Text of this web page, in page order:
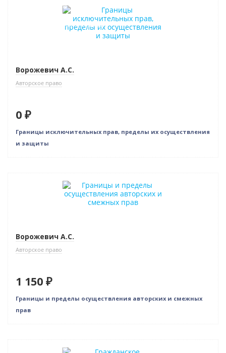
Нет в наличии
Индивидуальный подход
Ворожевич А.С.
Авторское право
0 ₽
Границы исключительных прав, пределы их осуществления
и защиты
Ворожевич А.С.
Авторское право
1 150 ₽
Границы и пределы осуществления авторских и смежных
прав
Нет в наличии